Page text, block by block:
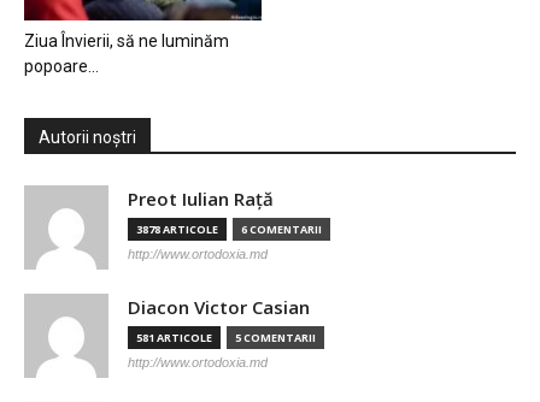
Ziua Învierii, să ne luminăm
popoare…
Autorii noștri
Preot Iulian Raţă
3878 ARTICOLE 6 COMENTARII
http://www.ortodoxia.md
Diacon Victor Casian
581 ARTICOLE 5 COMENTARII
http://www.ortodoxia.md